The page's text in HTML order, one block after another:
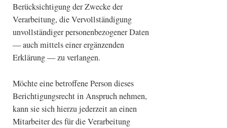
Berücksichtigung der Zwecke der
Verarbeitung, die Vervollständigung
unvollständiger personenbezogener Daten
— auch mittels einer ergänzenden
Erklärung — zu verlangen.
Möchte eine betroffene Person dieses
Berichtigungsrecht in Anspruch nehmen,
kann sie sich hierzu jederzeit an einen
Mitarbeiter des für die Verarbeitung